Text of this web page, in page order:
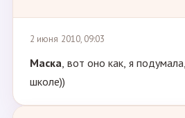
2 июня 2010, 09:03
Маска, вот оно как, я
школе))